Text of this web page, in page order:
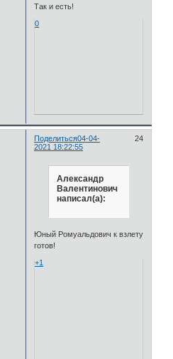
Так и есть!
0
Поделиться 24
04-04-
2021 18:22:55
Александр
Валентинович
написал(а):
Юный Ромуальдович к взлету
готов!
+1